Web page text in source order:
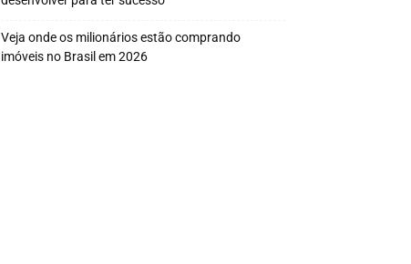
Veja onde os milionários estão comprando
imóveis no Brasil em 2026